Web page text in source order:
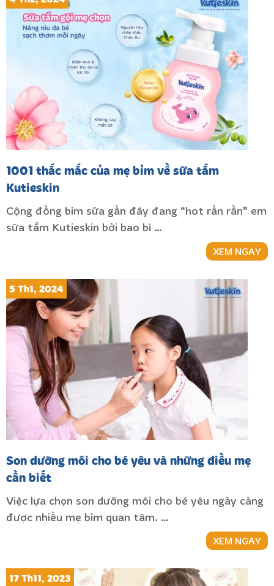
1001 thắc mắc của mẹ bỉm về sữa tắm
Kutieskin
Cộng đồng bỉm sữa gần đây đang “hot rần rần” em
sữa tắm Kutieskin bởi bao bì …
XEM NGAY
Son dưỡng môi cho bé yêu và những điều mẹ
cần biết
5 Th1, 2024
Việc lựa chọn son dưỡng môi cho bé yêu ngày càng
được nhiều mẹ bỉm quan tâm. …
XEM NGAY
17 Th11, 2023